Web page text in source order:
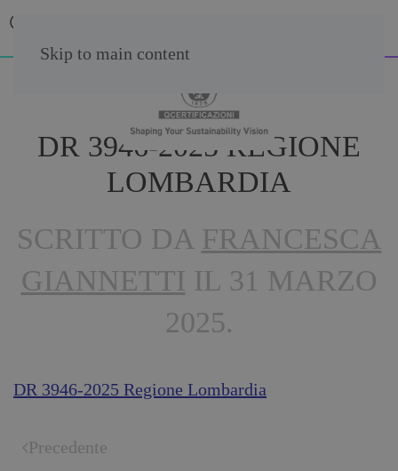
Skip to main content
DR 3946-2025 REGIONE
LOMBARDIA
SCRITTO DA FRANCESCA
GIANNETTI IL 31 MARZO
2025.
DR 3946-2025 Regione Lombardia
Precedente